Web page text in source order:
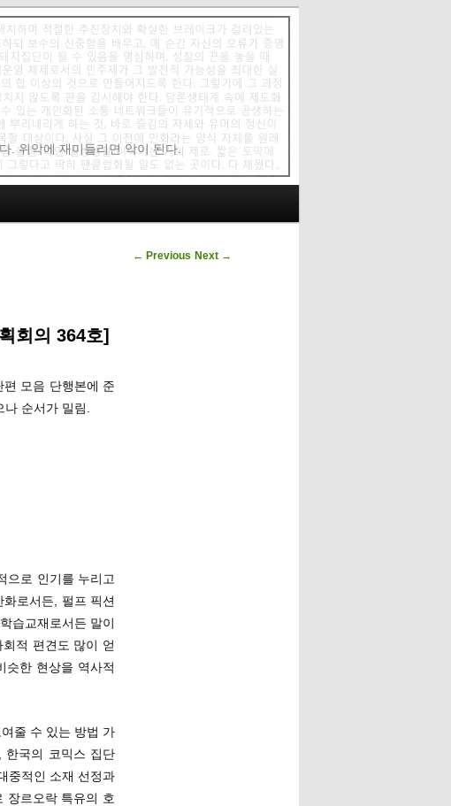
. 위악에 재미들리면 악이 된다.
Post navigation
← Previous Next →
회의 364호]
모음 단행본에 준
순서가 밀림.
으로 인기를 누리고
로서든, 펄프 픽션
습교재로서든 말이
적 편견도 많이 얻
슷한 현상을 역사적
줄 수 있는 방법 가
한국의 코믹스 집단
중적인 소재 선정과
장르오락 특유의 호